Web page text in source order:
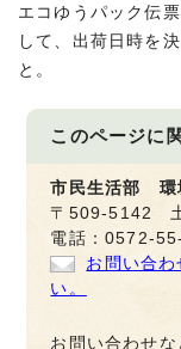
エコゆうパック伝
して、出荷日時を
と。
このページに
市民生活部 環
〒509-5142
電話：0572-
お問い合わ
い。
お問い合わせ